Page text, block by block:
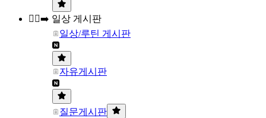
🏃‍♀️‍➡️ 일상 게시판
일상/루틴 게시판
자유게시판
질문게시판